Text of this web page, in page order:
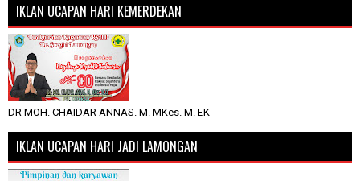
IKLAN UCAPAN HARI KEMERDEKAN
DR MOH. CHAIDAR ANNAS. M. MKes. M. EK
IKLAN UCAPAN HARI JADI LAMONGAN